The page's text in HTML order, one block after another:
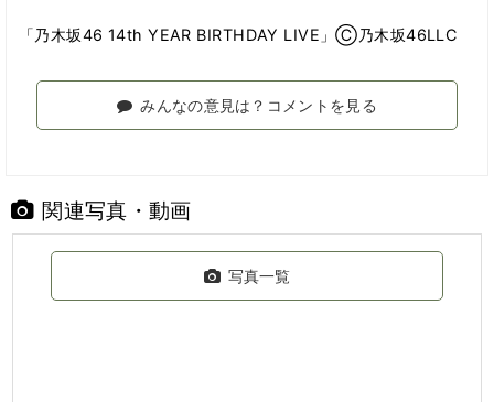
「乃木坂46 14th YEAR BIRTHDAY LIVE」Ⓒ乃木坂46LLC
みんなの意見は？コメントを見る
関連写真・動画
写真一覧